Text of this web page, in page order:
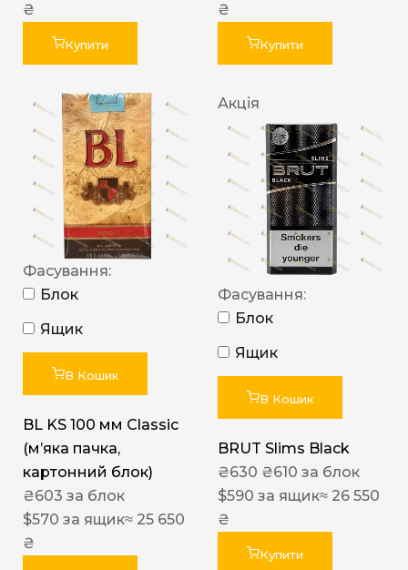
₴
Купити
₴
Купити
Фасування:
Блок
Ящик
В Кошик
BL KS 100 мм Classic
(м’яка пачка,
картонний блок)
₴603 за блок
$570 за ящик≈ 25 650
₴
Акція
Фасування:
Блок
Ящик
В Кошик
BRUT Slims Black
₴630 ₴610 за блок
$590 за ящик≈ 26 550
₴
Купити